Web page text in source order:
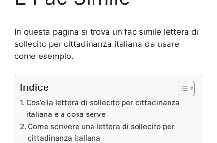
In questa pagina si trova un fac simile lettera di
sollecito per cittadinanza italiana da usare
come esempio.
Indice
Cos’è la lettera di sollecito per cittadinanza
italiana e a cosa serve
Come scrivere una lettera di sollecito per
cittadinanza italiana